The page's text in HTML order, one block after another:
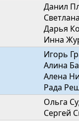
Данил
Дарья
Инна
Игорь
Алина
Алена
Рада
Ольга
Сергей